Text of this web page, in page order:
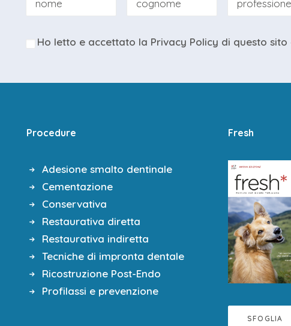
semplificata nei settori anteriori
pratica con esecuzione da parte dei discenti di restauri su modelli
DELLA PARTE PRATICA | 09.00 | 13.00
pratica con esecuzione da parte dei discenti di restauri su modelli
– convertibile inVOUCHER di € 150,00 per acquisto materiale
si considera formalizzata al ricevimento del bonifico intestato a
Ho letto e accettato la Privacy Policy di questo sito
Procedure
Adesione smalto dentinale
Cementazione
Conservativa
Restaurativa diretta
Restaurativa indiretta
Tecniche di impronta dentale
Ricostruzione Post-Endo
Profilassi e prevenzione
Fresh
SFOGLIA